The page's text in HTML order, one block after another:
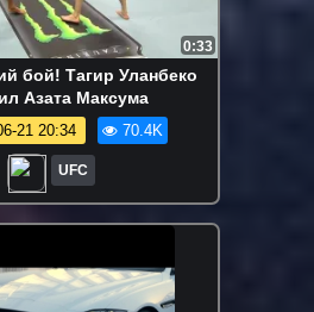
0:33
бой! Тагир Уланбеко
Азата Максума
21 20:34 70.4K
UFC